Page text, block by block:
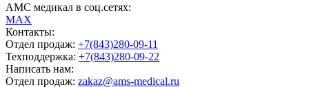
АМС медикал в соц.сетях:
MAX
Контакты:
Отдел продаж: +7(843)280-09-11
Техподдержка: +7(843)280-09-22
Написать нам:
Отдел продаж: zakaz@ams-medical.ru